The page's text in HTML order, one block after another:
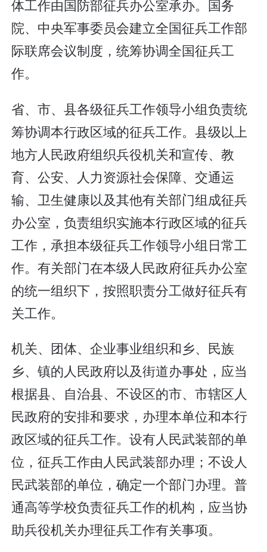
体工作由国防部征兵办公室承办。国务
院、中央军事委员会建立全国征兵工作部
际联席会议制度，统筹协调全国征兵工
作。
省、市、县各级征兵工作领导小组负责统
筹协调本行政区域的征兵工作。县级以上
地方人民政府组织兵役机关和宣传、教
育、公安、人力资源社会保障、交通运
输、卫生健康以及其他有关部门组成征兵
办公室，负责组织实施本行政区域的征兵
工作，承担本级征兵工作领导小组日常工
作。有关部门在本级人民政府征兵办公室
的统一组织下，按照职责分工做好征兵有
关工作。
机关、团体、企业事业组织和乡、民族
乡、镇的人民政府以及街道办事处，应当
根据县、自治县、不设区的市、市辖区人
民政府的安排和要求，办理本单位和本行
政区域的征兵工作。设有人民武装部的单
位，征兵工作由人民武装部办理；不设人
民武装部的单位，确定一个部门办理。普
通高等学校负责征兵工作的机构，应当协
助兵役机关办理征兵工作有关事项。